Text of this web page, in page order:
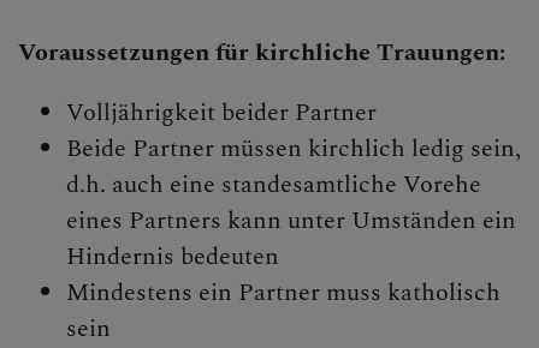
Voraussetzungen für kirchliche Trauungen:
Volljährigkeit beider Partner
Beide Partner müssen kirchlich ledig sein,
d.h. auch eine standesamtliche Vorehe
eines Partners kann unter Umständen ein
Hindernis bedeuten
Mindestens ein Partner muss katholisch
sein